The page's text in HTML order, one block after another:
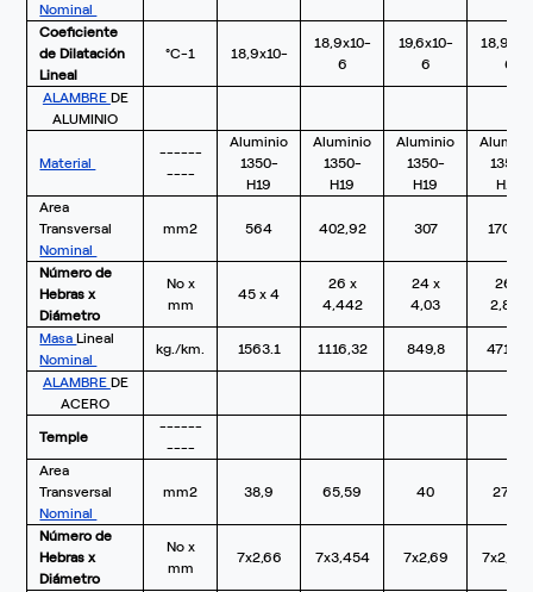
Nominal
Coeficiente
de Dilatación
Lineal
°C-1 18,9x10-
18,9x10-
6
19,6x10-
6
6
ALAMBRE DE
ALUMINIO
Material
------
----
Aluminio
1350-
H19
Aluminio
1350-
H19
Aluminio
1350-
H19
1350-
H19
Area
Transversal
Nominal
mm2 564 402,92 307 170,32
Número de
Hebras x
Diámetro
No x
mm
45 x 4
26 x
4,442
24 x
4,03
26 x
2,888
MasaLineal
Nominal
kg./km. 1563.1 1116,32 849,8
471,88
ALAMBRE DE
ACERO
Temple
------
----
Area
Transversal
Nominal
mm2 38,9 65,59 40 27,71
Número de
Hebras x
Diámetro
No x
mm
7x2,66 7x3,454 7x2,69